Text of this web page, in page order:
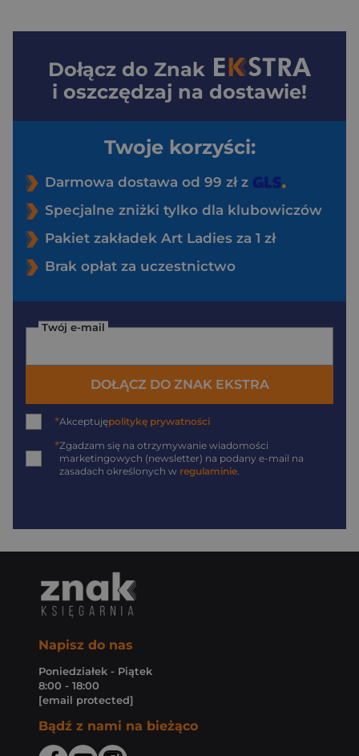
Dołącz do Znak
i oszczędzaj na dostawie!
Twoje korzyści:
Darmowa dostawa od 99 zł z
Specjalne zniżki tylko dla klubowiczów
Pakiet zakładek Art Ladies za 1 zł
Brak opłat za uczestnictwo
Twój e-mail
DOŁĄCZ DO ZNAK EKSTRA
*Akceptujępolitykę prywatności
*Zgadzam się na otrzymywanie wiadomości
marketingowych (newsletter) na podany e-mail na
zasadach określonych w regulaminie
Napisz do nas
Poniedziałek - Piątek
8:00 - 18:00
[email protected]
Bądź z nami na bieżąco